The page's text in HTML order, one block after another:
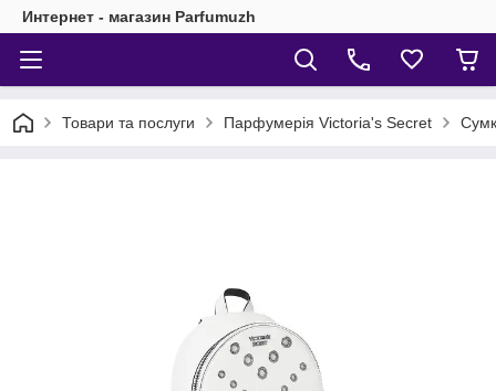
Интернет - магазин Parfumuzh
Товари та послуги Парфумерія Victoria's Secret